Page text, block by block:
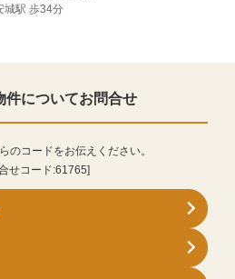
城駅 歩34分
件についてお問合せ
のコードをお伝えください。
せコード:61765]